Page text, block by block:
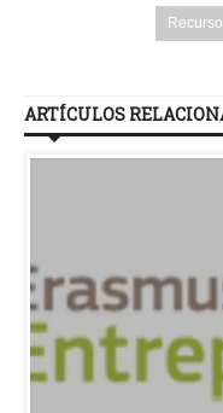
ARTÍCULOS